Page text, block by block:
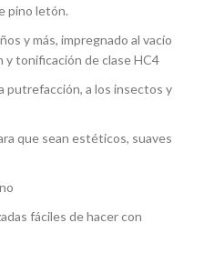
pino letón.
y más, impregnado al vacío
y tonificación de clase HC4
putrefacción, a los insectos y
que sean estéticos, suaves
fáciles de hacer con